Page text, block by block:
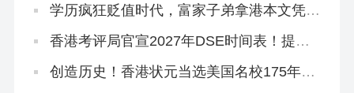
学历疯狂贬值时代，富家子弟拿港本文凭毫
香港考评局官宣2027年DSE时间表！提前2
创造历史！香港状元当选美国名校175年首